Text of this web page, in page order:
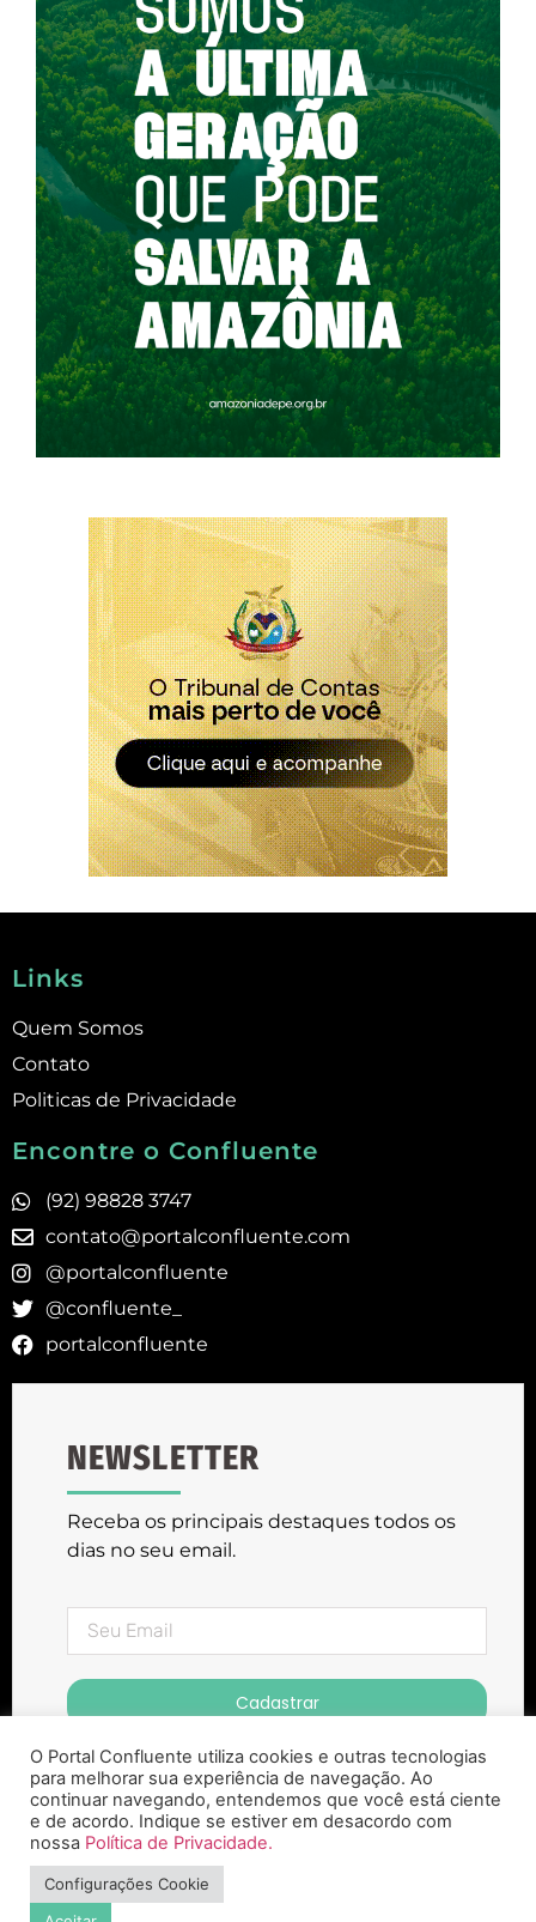
Links
Quem Somos
Contato
Politicas de Privacidade
Encontre o Confluente
(92) 98828 3747
contato@portalconfluente.com
@portalconfluente
@confluente_
portalconfluente
NEWSLETTER
Receba os principais destaques todos os
dias no seu email.
Cadastrar
Portal Confluente ® Copyright 2023. Todos
os Direitos Reservados
O Portal Confluente utiliza cookies e outras tecnologias
para melhorar sua experiência de navegação. Ao
continuar navegando, entendemos que você está ciente
e de acordo. Indique se estiver em desacordo com
nossa Política de Privacidade.
Configurações Cookie